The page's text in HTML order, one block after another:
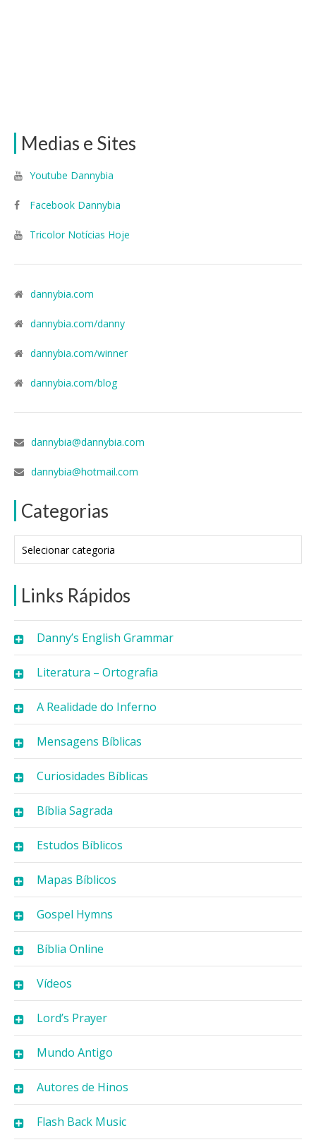
Medias e Sites
Youtube Dannybia
Facebook Dannybia
Tricolor Notícias Hoje
dannybia.com
dannybia.com/danny
dannybia.com/winner
dannybia.com/blog
dannybia@dannybia.com
dannybia@hotmail.com
Categorias
Links Rápidos
Danny’s English Grammar
Literatura – Ortografia
A Realidade do Inferno
Mensagens Bíblicas
Curiosidades Bíblicas
Bíblia Sagrada
Estudos Bíblicos
Mapas Bíblicos
Gospel Hymns
Bíblia Online
Vídeos
Lord’s Prayer
Mundo Antigo
Autores de Hinos
Flash Back Music